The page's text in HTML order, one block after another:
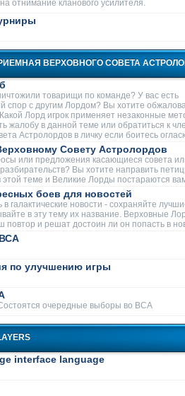
отнимание кланового усилителя.
ВЕРХОВНОГО СОВЕТА
товарищи по команде? У вас есть
спор с другим Лордом? Вы хотите
Лорд игрок применяет незаконные
жалобу в данной теме или обратиться к
Астролордов в личку если боитесь
Совету Астролордов
или предложения касающиеся совета
Вы хотите направить
теме и Великие Лорды постараются
боев для новостей
в галактические новости - сохраняйте
в эту тему их название. Верховные
повтор и решат достоин ли он попасть в
по улучшению игры
очередные выборы во ВСА
interface language